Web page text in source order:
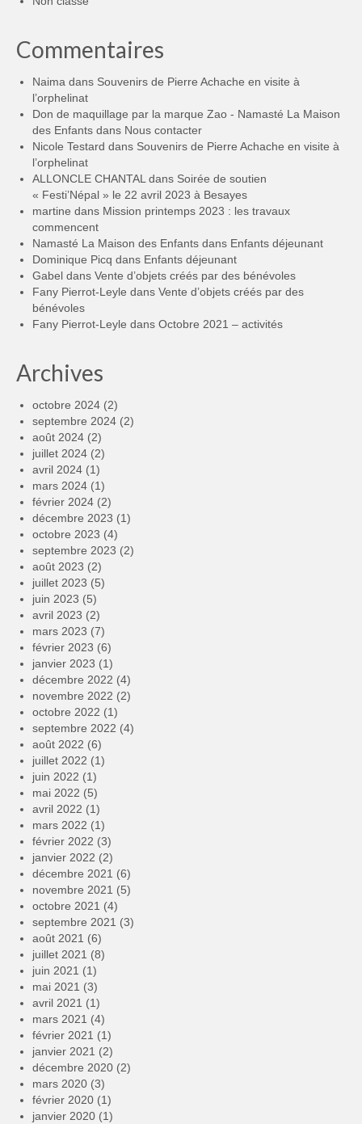
Commentaires
Naima dans Souvenirs de Pierre Achache en visite à
l’orphelinat
Don de maquillage par la marque Zao - Namasté La Maison
des Enfants dans Nous contacter
Nicole Testard dans Souvenirs de Pierre Achache en visite à
l’orphelinat
ALLONCLE CHANTAL dans Soirée de soutien
« Festi’Népal » le 22 avril 2023 à Besayes
martine dans Mission printemps 2023 : les travaux
commencent
Namasté La Maison des Enfants dans Enfants déjeunant
Dominique Picq dans Enfants déjeunant
Gabel dans Vente d’objets créés par des bénévoles
Fany Pierrot-Leyle dans Vente d’objets créés par des
bénévoles
Fany Pierrot-Leyle dans Octobre 2021 – activités
Archives
octobre 2024 (2)
septembre 2024 (2)
août 2024 (2)
juillet 2024 (2)
avril 2024 (1)
mars 2024 (1)
février 2024 (2)
décembre 2023 (1)
octobre 2023 (4)
septembre 2023 (2)
août 2023 (2)
juillet 2023 (5)
juin 2023 (5)
avril 2023 (2)
mars 2023 (7)
février 2023 (6)
janvier 2023 (1)
décembre 2022 (4)
novembre 2022 (2)
octobre 2022 (1)
septembre 2022 (4)
août 2022 (6)
juillet 2022 (1)
juin 2022 (1)
mai 2022 (5)
avril 2022 (1)
mars 2022 (1)
février 2022 (3)
janvier 2022 (2)
décembre 2021 (6)
novembre 2021 (5)
octobre 2021 (4)
septembre 2021 (3)
août 2021 (6)
juillet 2021 (8)
juin 2021 (1)
mai 2021 (3)
avril 2021 (1)
mars 2021 (4)
février 2021 (1)
janvier 2021 (2)
décembre 2020 (2)
mars 2020 (3)
février 2020 (1)
janvier 2020 (1)